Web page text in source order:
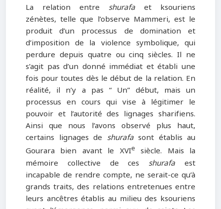
La relation entre shurafa et ksouriens
zénètes, telle que l’observe Mammeri, est le
produit d’un processus de domination et
d’imposition de la violence symbolique, qui
perdure depuis quatre ou cinq siècles. Il ne
s’agit pas d’un donné immédiat et établi une
fois pour toutes dès le début de la relation. En
réalité, il n’y a pas “ Un” début, mais un
processus en cours qui vise à légitimer le
pouvoir et l’autorité des lignages sharifiens.
Ainsi que nous l’avons observé plus haut,
certains lignages de shurafasont établis au
Gourara bien avant le XVIe siècle. Mais la
mémoire collective de ces shurafa est
incapable de rendre compte, ne serait-ce qu’à
grands traits, des relations entretenues entre
leurs ancêtres établis au milieu des ksouriens